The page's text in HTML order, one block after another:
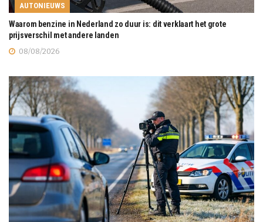
AUTONIEUWS
Waarom benzine in Nederland zo duur is: dit verklaart het grote
prijsverschil met andere landen
08/08/2026